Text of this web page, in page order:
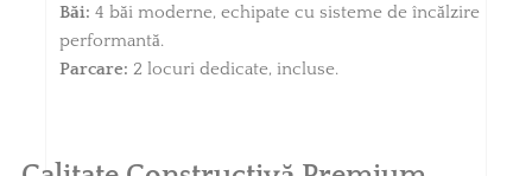
Băi: 4 băi moderne, echipate cu sisteme de încălzire
performantă.
Parcare: 2 locuri dedicate, incluse.